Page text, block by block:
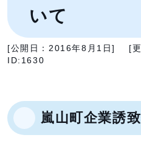
いて
[公開日： 2016年8月1日] [
ID:1630
嵐山町企業誘